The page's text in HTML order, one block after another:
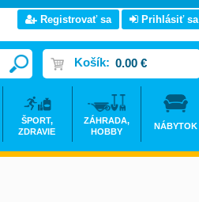
Registrovať sa Prihlásiť sa
Košík: 0.00 €
ŠPORT,
ZDRAVIE
ZÁHRADA,
HOBBY
NÁBYTOK